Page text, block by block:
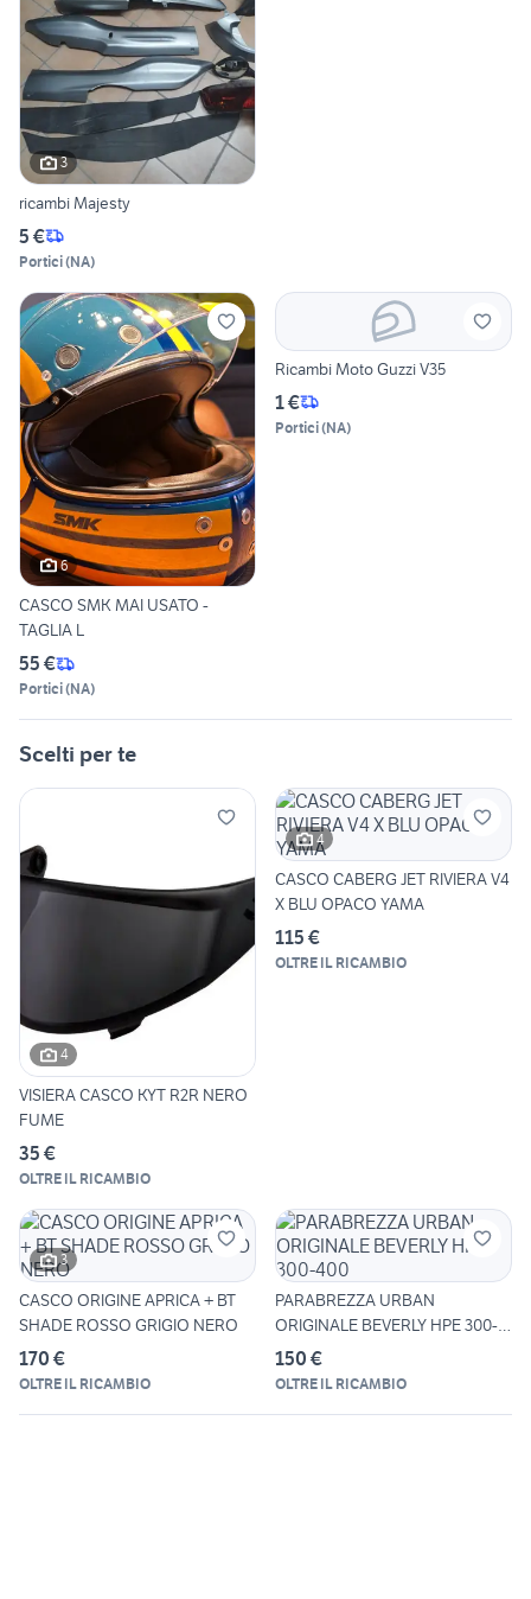
3
ricambi Majesty
5 €
Portici(NA)
6
CASCO SMK MAI USATO -
TAGLIA L
55 €
Portici(NA)
Ricambi Moto Guzzi V35
1 €
Portici(NA)
Scelti per te
4
VISIERA CASCO KYT R2R NERO
FUME
35 €
OLTRE IL RICAMBIO
4
CASCO CABERG JET RIVIERA V4
X BLU OPACO YAMA
115 €
OLTRE IL RICAMBIO
3
CASCO ORIGINE APRICA + BT
SHADE ROSSO GRIGIO NERO
170 €
OLTRE IL RICAMBIO
PARABREZZA URBAN
ORIGINALE BEVERLY HPE 300-
400
150 €
OLTRE IL RICAMBIO